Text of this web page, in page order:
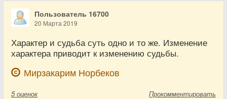
Пользователь 16700
20 Марта 2019
Характер и судьба суть одно и то же. Изменение
характера приводит к изменению судьбы.
Мирзакарим Норбеков
5 оценок Прокомментировать